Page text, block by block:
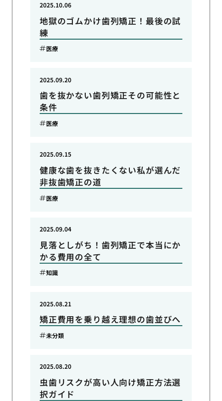
地獄のゴムかけ歯列矯正！最後の試
練
2025.10.06
医療
歯を抜かない歯列矯正その可能性と
条件
2025.09.20
医療
健康な歯を抜きたくない私が選んだ
非抜歯矯正の道
2025.09.15
医療
見落としがち！歯列矯正で本当にか
かる費用の全て
2025.09.04
知識
矯正費用を乗り越え理想の歯並びへ
2025.08.21
未分類
虫歯リスクが高い人向け矯正方法選
択ガイド
2025.08.20